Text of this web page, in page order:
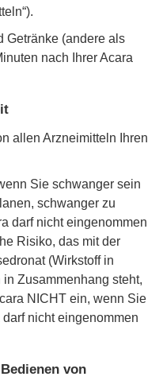
Getränke (andere als
nach Ihrer Acara
allen Arzneimitteln Ihren
Sie schwanger sein
schwanger zu
darf nicht eingenommen
Risiko, das mit der
(Wirkstoff in
Zusammenhang steht,
NICHT ein, wenn Sie
nicht eingenommen
von